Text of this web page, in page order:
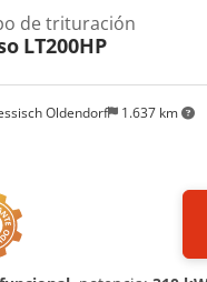
Oldendorf 1.637 km
de trituración
LT200HP